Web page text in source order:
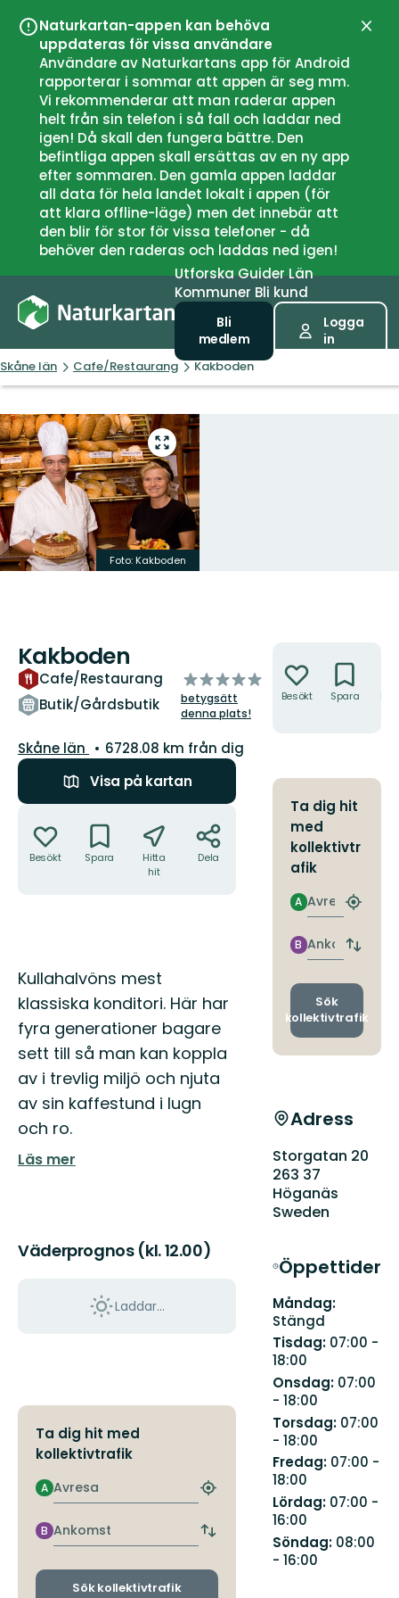
Naturkartan-appen kan behöva
uppdateras för vissa användare
Användare av Naturkartans app för Android
rapporterar i sommar att appen är seg mm.
Vi rekommenderar att man raderar appen
helt från sin telefon i så fall och laddar ned
igen! Då skall den fungera bättre. Den
befintliga appen skall ersättas av en ny app
efter sommaren. Den gamla appen laddar
all data för hela landet lokalt i appen (för
att klara offline-läge) men det innebär att
den blir för stor för vissa telefoner - då
behöver den raderas och laddas ned igen!
UtforskaGuiderLän
Kommuner Bli kund
Bli
medlem
Logga
in
Skåne län Cafe/Restaurang Kakboden
Gå
till
helskärmsläge
Foto: Kakboden
Kakboden
Cafe/Restaurang
Butik/Gårdsbutik
av
5
stjärnor
betygsätt
denna plats!
Län:
Skåne län
6728.08 km från dig
Visa på kartan
Besökt Spara
Hitta
hit
Dela
Beskrivning
Kullahalvöns mest
klassiska konditori. Här har
fyra generationer bagare
sett till så man kan koppla
av i trevlig miljö och njuta
av sin kaffestund i lugn
och ro.
Läs mer
Väderprognos (kl. 12.00)
Laddar...
Ta dig hit med
kollektivtrafik
Avresa
A
Hitta
hållplats
Ankomst
B
Byt
och
Sök kollektivtrafik
Besökt Spara
Ta dig hit
med
kollektivtr
afik
Avresa
A
Hitta
Ankomst
B
Byt
och
Sök
kollektivtrafik
Adress
Storgatan 20
263 37
Höganäs
Sweden
Öppettider
Måndag:
Stängd
Tisdag:07:00 -
18:00
Onsdag:07:00
- 18:00
Torsdag:07:00
- 18:00
Fredag:07:00 -
18:00
Lördag:07:00 -
16:00
Söndag:08:00
- 16:00